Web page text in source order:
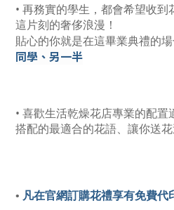
• 再務實的學生，都會希望收
這片刻的奢侈浪漫！
貼心的你就是在這畢業典禮的場
同學、另一半
• 喜歡生活乾燥花店專業的配置
搭配的最適合的花語、讓你送
• 凡在官網訂購花禮享有免費代